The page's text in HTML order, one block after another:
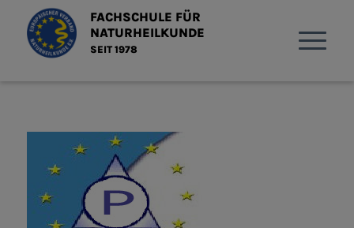
FACHSCHULE FÜR
NATURHEILKUNDE
SEIT 1978